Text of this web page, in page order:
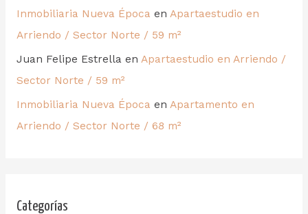
Inmobiliaria Nueva Época en Apartaestudio en
Arriendo / Sector Norte / 59 m²
Juan Felipe Estrellaen Apartaestudio en Arriendo /
Sector Norte / 59 m²
Inmobiliaria Nueva Época en Apartamento en
Arriendo / Sector Norte / 68 m²
Categorías